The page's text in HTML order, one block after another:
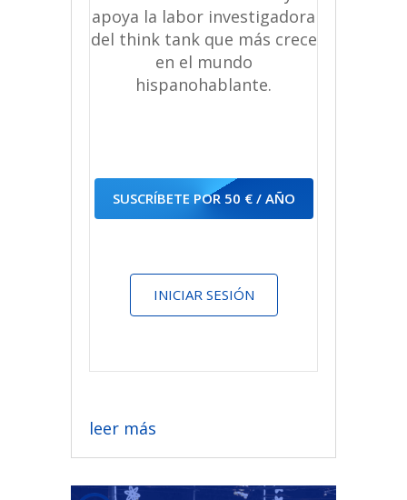
apoya la labor investigadora
del think tank que más crece
en el mundo
hispanohablante.
SUSCRÍBETE POR 50 € / AÑO
INICIAR SESIÓN
leer más